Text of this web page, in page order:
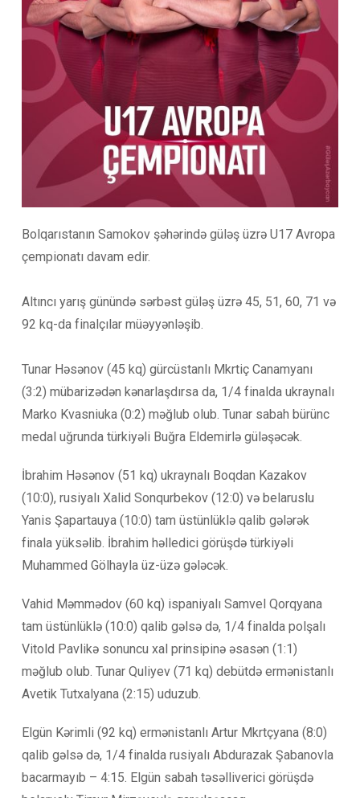
Bolqarıstanın Samokov şəhərində güləş üzrə U17 Avropa
çempionatı davam edir.
Altıncı yarış günündə sərbəst güləş üzrə 45, 51, 60, 71 və
92 kq-da finalçılar müəyyənləşib.
Tunar Həsənov (45 kq) gürcüstanlı Mkrtiç Canamyanı
(3:2) mübarizədən kənarlaşdırsa da, 1/4 finalda ukraynalı
Marko Kvasniuka (0:2) məğlub olub. Tunar sabah bürünc
medal uğrunda türkiyəli Buğra Eldemirlə güləşəcək.
İbrahim Həsənov (51 kq) ukraynalı Boqdan Kazakov
(10:0), rusiyalı Xalid Sonqurbekov (12:0) və belaruslu
Yanis Şapartauya (10:0) tam üstünlüklə qalib gələrək
finala yüksəlib. İbrahim həlledici görüşdə türkiyəli
Muhammed Gölhayla üz-üzə gələcək.
Vahid Məmmədov (60 kq) ispaniyalı Samvel Qorqyana
tam üstünlüklə (10:0) qalib gəlsə də, 1/4 finalda polşalı
Vitold Pavlikə sonuncu xal prinsipinə əsasən (1:1)
məğlub olub. Tunar Quliyev (71 kq) debütdə ermənistanlı
Avetik Tutxalyana (2:15) uduzub.
Elgün Kərimli (92 kq) ermənistanlı Artur Mkrtçyana (8:0)
qalib gəlsə də, 1/4 finalda rusiyalı Abdurazak Şabanovla
bacarmayıb – 4:15. Elgün sabah təsəlliverici görüşdə